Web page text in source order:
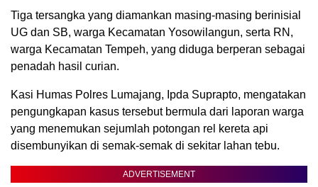
Tiga tersangka yang diamankan masing-masing berinisial
UG dan SB, warga Kecamatan Yosowilangun, serta RN,
warga Kecamatan Tempeh, yang diduga berperan sebagai
penadah hasil curian.
Kasi Humas Polres Lumajang, Ipda Suprapto, mengatakan
pengungkapan kasus tersebut bermula dari laporan warga
yang menemukan sejumlah potongan rel kereta api
disembunyikan di semak-semak di sekitar lahan tebu.
ADVERTISEMENT